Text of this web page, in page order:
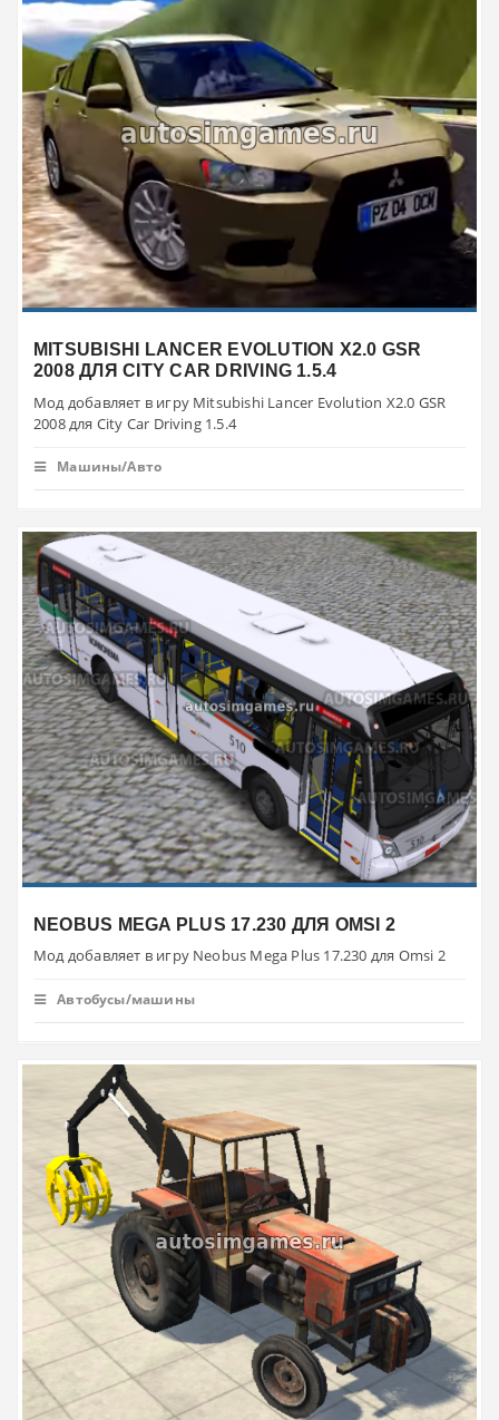
MITSUBISHI LANCER EVOLUTION X2.0 GSR
2008 ДЛЯ CITY CAR DRIVING 1.5.4
Мод добавляет в игру Mitsubishi Lancer Evolution X2.0 GSR
2008 для City Car Driving 1.5.4
Машины/Авто
NEOBUS MEGA PLUS 17.230 ДЛЯ OMSI 2
Мод добавляет в игру Neobus Mega Plus 17.230 для Omsi 2
Автобусы/машины